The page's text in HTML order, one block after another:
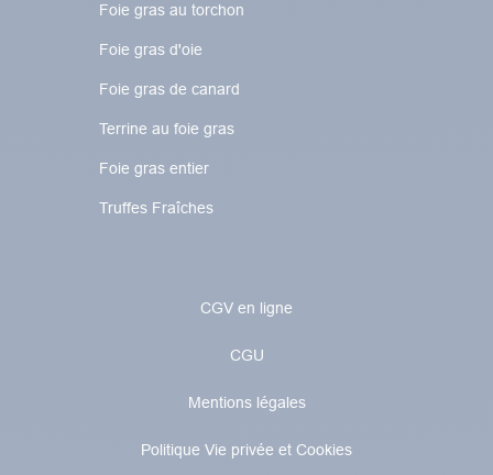
Foie gras au torchon​​​​
Foie gras d'oie
Foie gras de canard
Terrine au foie gras
Foie gras entier
Truffes Fraîches
CGV en ligne
CGU
Mentions légales
Politique Vie privée et Cookies